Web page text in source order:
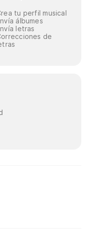
tu perfil musical
álbumes
letras
de